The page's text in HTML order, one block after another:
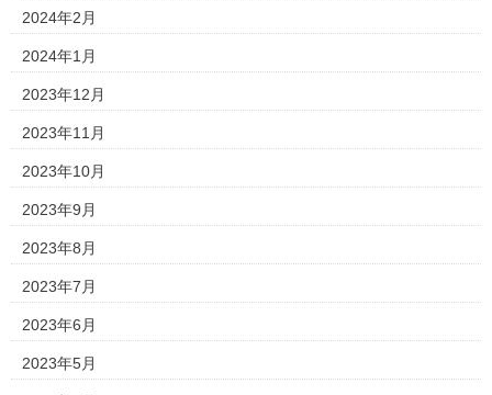
2024年2月
2024年1月
2023年12月
2023年11月
2023年10月
2023年9月
2023年8月
2023年7月
2023年6月
2023年5月